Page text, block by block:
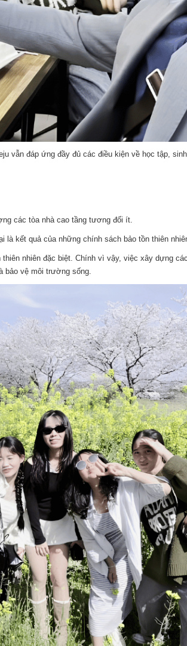
vẫn đáp ứng đầy đủ các điều kiện về học tập,
các tòa nhà cao tầng tương đối ít.
kết quả của những chính sách bảo tồn thiên
nhiên đặc biệt. Chính vì vậy, việc xây dựng
bảo vệ môi trường sống.